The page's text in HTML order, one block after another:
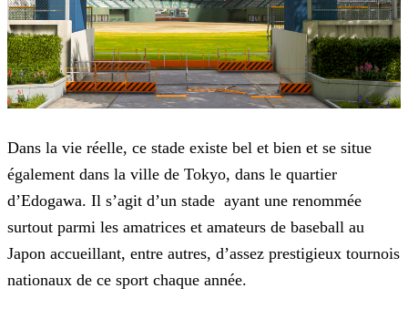
Dans la vie réelle, ce stade existe bel et bien et se situe
également dans la ville de Tokyo, dans le quartier
d’Edogawa. Il s’agit d’un stade ayant une renommée
surtout parmi les amatrices et amateurs de baseball au
Japon accueillant, entre autres, d’assez prestigieux tournois
nationaux de ce sport chaque année.